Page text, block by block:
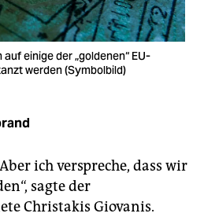
einige der „goldenen“ EU-
werden (Symbolbild)
ich verspreche, dass wir
sagte der
Christakis Giovanis.